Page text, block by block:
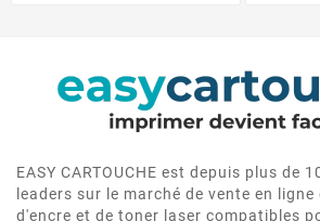
EASY CARTOUCHE est depuis plus de
leaders sur le marché de vente en
d'encre et de toner laser compatibles